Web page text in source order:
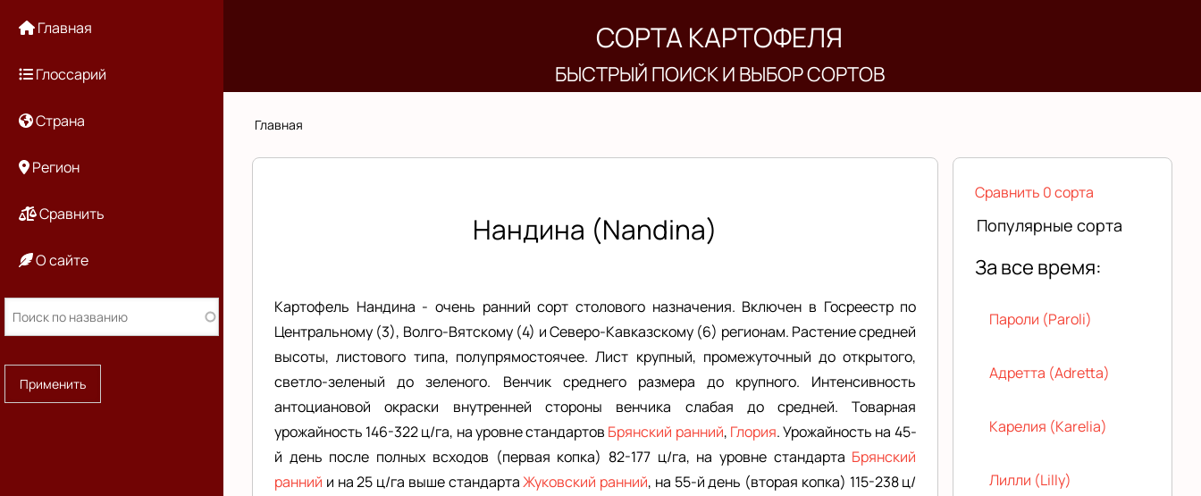
содержанию
Основная
навигация
Главная
Глоссарий
Страна
Регион
Сравнить
О сайте
СОРТА КАРТОФЕЛЯ
БЫСТРЫЙ ПОИСК И ВЫБОР СОРТОВ
Строка
навигации
Главная
Нандина (Nandina)
Картофель Нандина - очень ранний сорт столового назначения. Включен в Госреестр по
Центральному (3), Волго-Вятскому (4) и Северо-Кавказскому (6) регионам. Растение средней
высоты, листового типа, полупрямостоячее. Лист крупный, промежуточный до открытого,
светло-зеленый до зеленого. Венчик среднего размера до крупного. Интенсивность
антоциановой окраски внутренней стороны венчика слабая до средней. Товарная
урожайность 146-322 ц/га, на уровне стандартов Брянский ранний, Глория. Урожайность на 45-
й день после полных всходов (первая копка) 82-177 ц/га, на уровне стандарта Брянский
ранний и на 25 ц/га выше стандартаЖуковский ранний, на 55-й день (вторая копка) 115-238 ц/
Сравнить 0 сорта
Популярные сорта
За все время:
Пароли (Paroli)
Адретта (Adretta)
Карелия (Karelia)
Лилли (Lilly)